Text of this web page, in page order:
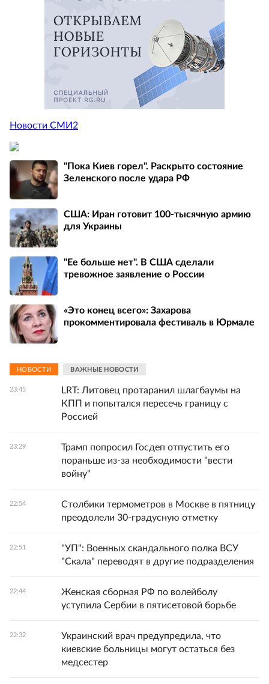
Новости СМИ2
"Пока Киев горел". Раскрыто состояние
Зеленского после удара РФ
США: Иран готовит 100-тысячную армию
для Украины
"Ее больше нет". В США сделали
тревожное заявление о России
«Это конец всего»: Захарова
прокомментировала фестиваль в Юрмале
НОВОСТИ ВАЖНЫЕ НОВОСТИ
23:45
LRT: Литовец протаранил шлагбаумы на
КПП и попытался пересечь границу с
Россией
23:29
Трамп попросил Госдеп отпустить его
пораньше из-за необходимости "вести
войну"
22:54
Столбики термометров в Москве в пятницу
преодолели 30-градусную отметку
22:51
"УП": Военных скандального полка ВСУ
"Скала" переводят в другие подразделения
22:44
Женская сборная РФ по волейболу
уступила Сербии в пятисетовой борьбе
22:32
Украинский врач предупредила, что
киевские больницы могут остаться без
медсестер